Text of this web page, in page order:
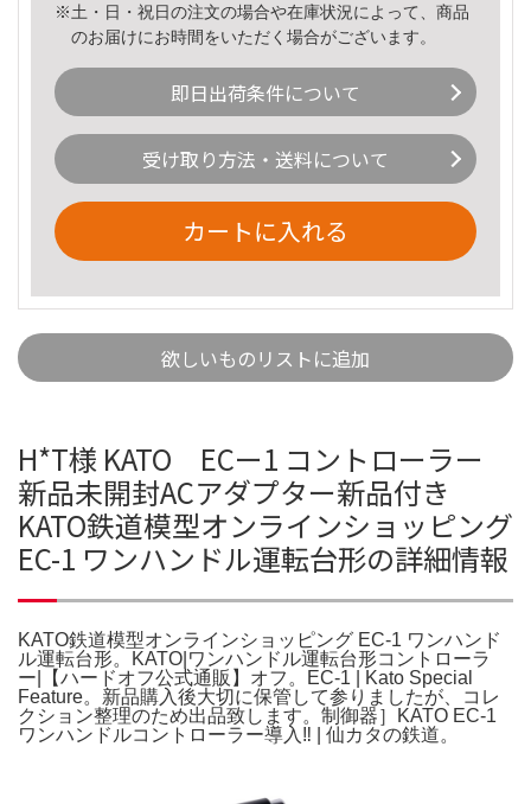
※土・日・祝日の注文の場合や在庫状況によって、商品
のお届けにお時間をいただく場合がございます。
即日出荷条件について
受け取り方法・送料について
カートに入れる
欲しいものリストに追加
H*T様 KATO ECー1 コントローラー
新品未開封ACアダプター新品付き
KATO鉄道模型オンラインショッピング
EC-1 ワンハンドル運転台形の詳細情報
KATO鉄道模型オンラインショッピング EC-1 ワンハンド
ル運転台形。KATO|ワンハンドル運転台形コントローラ
ー|【ハードオフ公式通販】オフ。EC-1 | Kato Special
Feature。新品購入後大切に保管して参りましたが、コレ
クション整理のため出品致します。制御器］KATO EC-1
ワンハンドルコントローラー導入‼️ | 仙カタの鉄道。